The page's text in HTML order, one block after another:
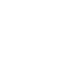
und
des
geht das Hotel